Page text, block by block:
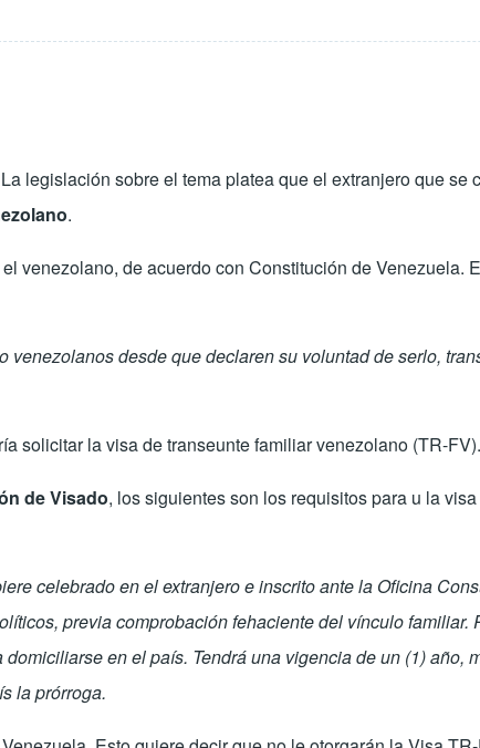
legislación sobre el tema platea que el extranjero que se
.
venezolano, de acuerdo con Constitución de Venezuela.
desde que declaren su voluntad de serlo,
solicitar la visa de transeunte familiar venezolano (TR-FV).
de Visado, los siguientes son los requisitos para u la
celebrado en el extranjero e inscrito ante la Oficina
previa comprobación fehaciente del vínculo familiar.
en el país. Tendrá una vigencia de un (1) año,
la prórroga.